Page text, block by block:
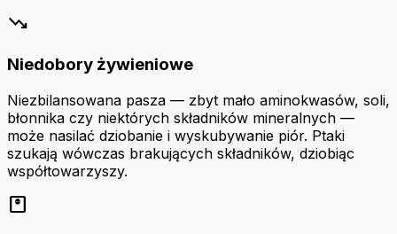
trending_down
Niedobory żywieniowe
Niezbilansowana pasza — zbyt mało aminokwasów, soli,
błonnika czy niektórych składników mineralnych —
może nasilać dziobanie i wyskubywanie piór. Ptaki
szukają wówczas brakujących składników, dziobiąc
współtowarzyszy.
monitor_weight